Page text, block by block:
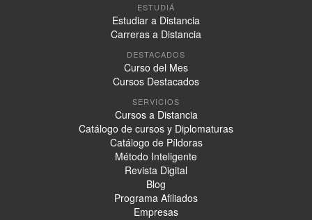
ESTUDIÁ
Estudiar a Distancia
Carreras a Distancia
DESTACADOS
Curso del Mes
Cursos Destacados
SERVICIOS
Cursos a Distancia
Catálogo de cursos y Diplomaturas
Catálogo de Píldoras
Método Inteligente
Revista Digital
Blog
Programa Afiliados
Empresas